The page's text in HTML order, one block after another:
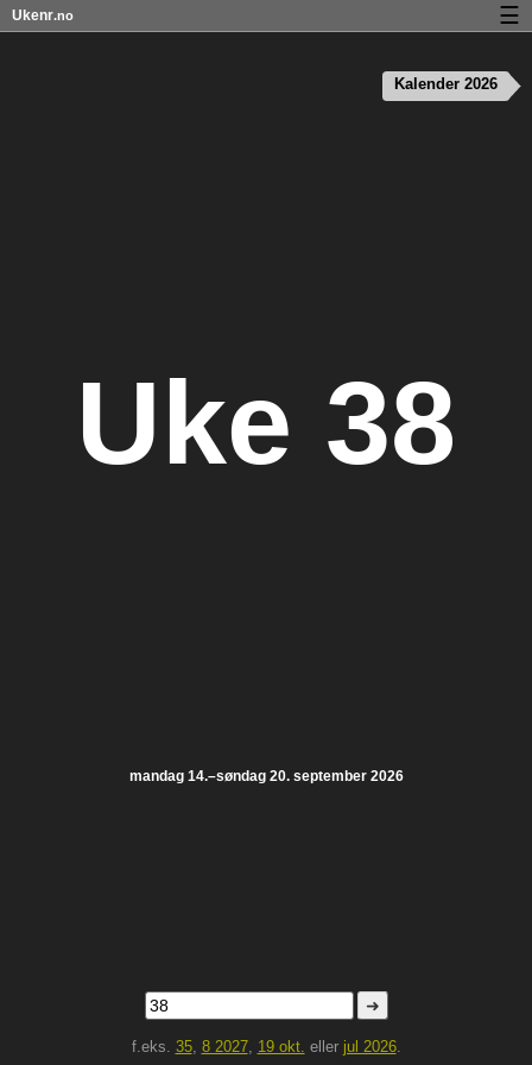
Uke 38
mandag 14.–søndag 20. september 2026
➜
f.eks. 35, 8 2027, 19 okt. eller jul 2026.
Kalender 2026
Ukenr.no ☰